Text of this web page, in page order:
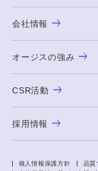
会社情報
オージスの強み
CSR活動
採用情報
個人情報保護方針 品質